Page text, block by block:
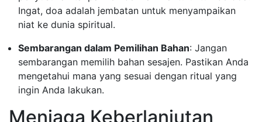
Ingat, doa adalah jembatan untuk menyampaikan
niat ke dunia spiritual.
Sembarangan dalam Pemilihan Bahan: Jangan
sembarangan memilih bahan sesajen. Pastikan Anda
mengetahui mana yang sesuai dengan ritual yang
ingin Anda lakukan.
Menjaga Keberlanjutan